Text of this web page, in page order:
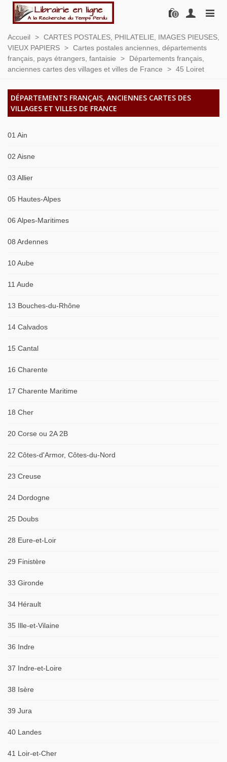
0
Accueil > CARTES POSTALES, PHILATELIE, IMAGES PIEUSES,
VIEUX PAPIERS > Cartes postales anciennes, départements
français, pays étrangers, fantaisie
>
Départements français,
anciennes cartes des villages et villes de France
> 45 Loiret
DÉPARTEMENTS FRANÇAIS, ANCIENNES CARTES DES
VILLAGES ET VILLES DE FRANCE
01 Ain
02 Aisne
03 Allier
05 Hautes-Alpes
06 Alpes-Maritimes
08 Ardennes
10 Aube
11 Aude
13 Bouches-du-Rhône
14 Calvados
15 Cantal
16 Charente
17 Charente Maritime
18 Cher
20 Corse ou 2A 2B
22 Côtes-d'Armor, Côtes-du-Nord
23 Creuse
24 Dordogne
25 Doubs
28 Eure-et-Loir
29 Finistère
33 Gironde
34 Hérault
35 Ille-et-Vilaine
36 Indre
37 Indre-et-Loire
38 Isère
39 Jura
40 Landes
41 Loir-et-Cher